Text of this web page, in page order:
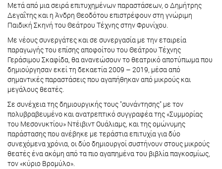
Μετά από μια σειρά επιτυχημένων παραστάσεων, ο Δημήτρης
Δεγαΐτης και η Άνδρη Θεοδότου επιστρέφουν στη γνώριμη
Παιδική Σκηνή του Θεάτρου Τέχνης στην Φρυνίχου.
Με νέους συνεργάτες και σε συνεργασία με την εταιρεία
παραγωγής του επίσης αποφοίτου του Θεάτρου Τέχνης
Γεράσιμου Σκαφίδα, θα ανανεώσουν το θεατρικό αποτύπωμα που
δημιούργησαν εκεί τη δεκαετία 2009 – 2019, μέσα από
σημαντικές παραστάσεις που αγαπήθηκαν από μικρούς και
μεγάλους θεατές.
Σε συνέχεια της δημιουργικής τους "συνάντησης" με τον
πολυβραβευμένο και ανατρεπτικό συγγραφέα της «Συμμορίας
του Μεσονυκτίου» Ντέιβιντ Ουάλιαμς, και της ομώνυμης
παράστασης που ανέβηκε με τεράστια επιτυχία για δύο
συνεχόμενα χρόνια, οι δύο δημιουργοί συστήνουν στους μικρούς
θεατές ένα ακόμη από τα πιο αγαπημένα του βιβλία παγκοσμίως,
τον «κύριο Βρομύλο».